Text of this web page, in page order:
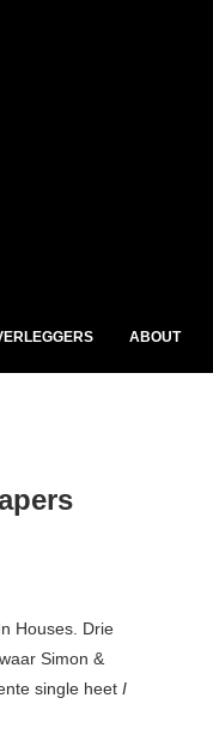
ABOUT
Houses. Drie
Simon &
single heet I